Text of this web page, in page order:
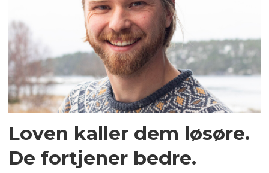
Loven kaller dem løsøre.
De fortjener bedre.